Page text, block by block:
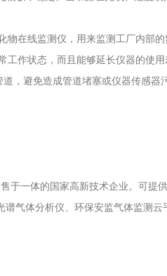
在线监测仪，用来监测工厂内部的
状态，而且能够延长仪器的使用
避免造成管道堵塞或仪器传感器污
一体的国家高新技术企业。可提
气体分析仪、环保安监气体监测云